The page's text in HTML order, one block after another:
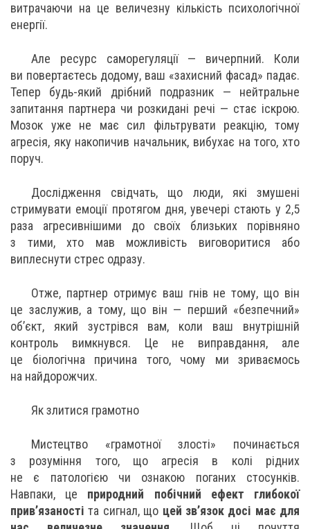
витрачаючи на це величезну кількість психологічної
енергії.
Але ресурс саморегуляції — вичерпний. Коли
ви повертаєтесь додому, ваш «захисний фасад» падає.
Тепер будь-який дрібний подразник — нейтральне
запитання партнера чи розкидані речі — стає іскрою.
Мозок уже не має сил фільтрувати реакцію, тому
агресія, яку накопичив начальник, вибухає на того, хто
поруч.
Дослідження свідчать, що люди, які змушені
стримувати емоції протягом дня, увечері стають у 2,5
раза агресивнішими до своїх близьких порівняно
з тими, хто мав можливість виговоритися або
виплеснути стрес одразу.
Отже, партнер отримує ваш гнів не тому, що він
це заслужив, а тому, що він — перший «безпечний»
об’єкт, який зустрівся вам, коли ваш внутрішній
контроль вимкнувся. Це не виправдання, але
це біологічна причина того, чому ми зриваємось
на найдорожчих.
Як злитися грамотно
Мистецтво «грамотної злості» починається
з розуміння того, що агресія в колі рідних
не є патологією чи ознакою поганих стосунків.
Навпаки, це природний побічний ефект глибокої
прив’язаностіта сигнал, що цей зв’язок досі має для